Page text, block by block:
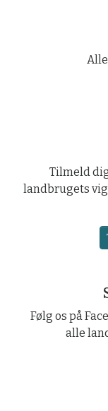
Tilmeld
landbrugets
Følg os på
alle